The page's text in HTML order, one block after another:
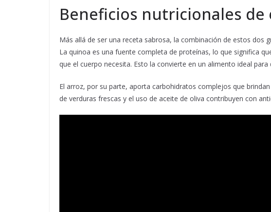
Beneficios nutricionales de
Más allá de ser una receta sabrosa, la combinación de estos dos
La quinoa es una fuente completa de proteínas, lo que significa
que el cuerpo necesita. Esto la convierte en un alimento ideal
El arroz, por su parte, aporta carbohidratos complejos que
de verduras frescas y el uso de aceite de oliva contribuyen con